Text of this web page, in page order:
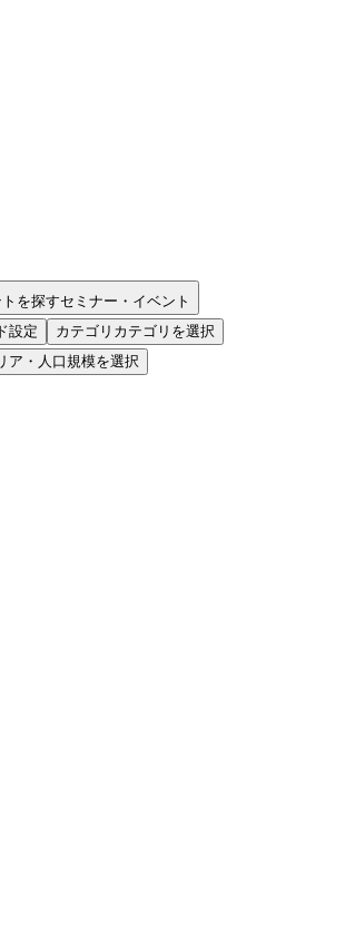
を探すセミナー・イベント
設定 カテゴリ カテゴリを選択
ア・人口規模を選択